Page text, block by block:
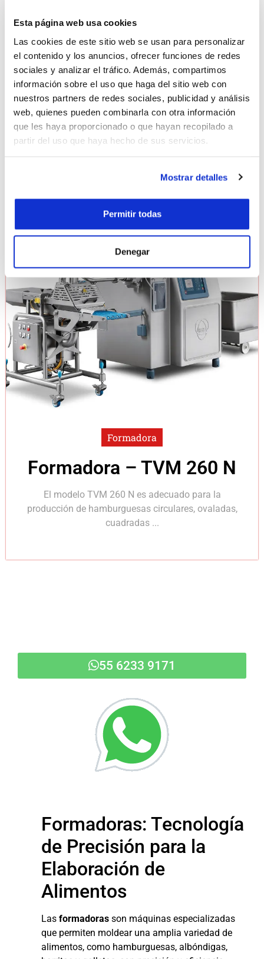
Esta página web usa cookies
Las cookies de este sitio web se usan para personalizar
el contenido y los anuncios, ofrecer funciones de redes
sociales y analizar el tráfico. Además, compartimos
información sobre el uso que haga del sitio web con
nuestros partners de redes sociales, publicidad y análisis
web, quienes pueden combinarla con otra información
que les haya proporcionado o que hayan recopilado a
partir del uso que haya hecho de sus servicios.
Mostrar detalles
Permitir todas
Denegar
DEIGHTON
Formadora – Serie S 180
La gama de máquinas formadoras de Deighton
Manufacturing (UK) Ltd es la solución perfecta para
...
Formadora
Formadora – TVM 260 N
El modelo TVM 260 N es adecuado para la
producción de hamburguesas circulares, ovaladas,
cuadradas ...
55 6233 9171
Formadoras: Tecnología
de Precisión para la
Elaboración de
Alimentos
Las formadoras son máquinas especializadas
que permiten moldear una amplia variedad de
alimentos, como hamburguesas, albóndigas,